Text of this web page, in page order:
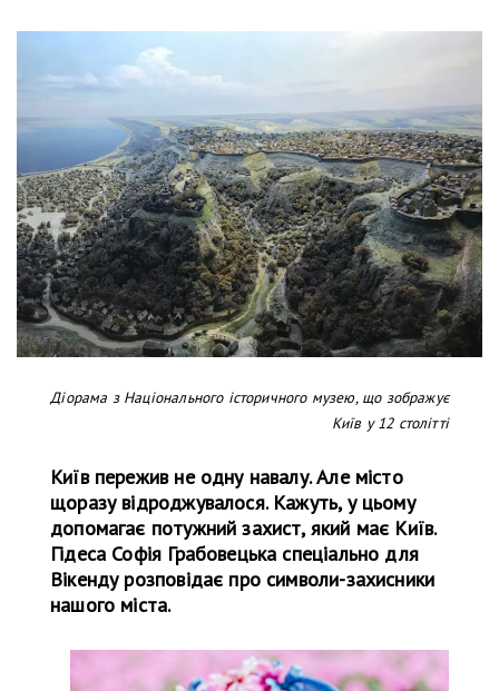
Діорама з Національного історичного музею, що зображує
Київ у 12 столітті
Київ пережив не одну навалу. Але місто
щоразу відроджувалося. Кажуть, у цьому
допомагає потужний захист, який має Київ.
Гідеса Софія Грабовецька спеціально для
Вікенду розповідає про символи-захисники
нашого міста.